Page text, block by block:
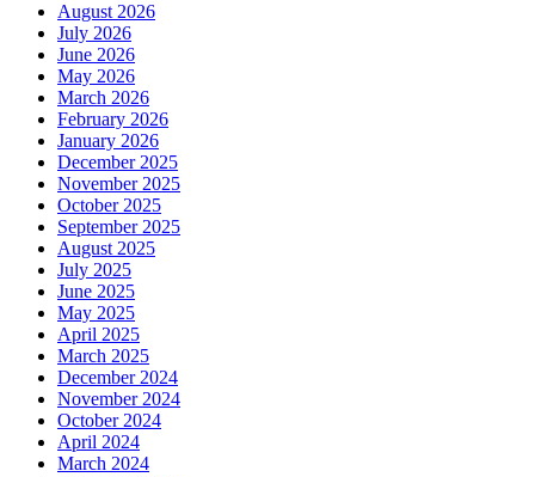
August 2026
July 2026
June 2026
May 2026
March 2026
February 2026
January 2026
December 2025
November 2025
October 2025
September 2025
August 2025
July 2025
June 2025
May 2025
April 2025
March 2025
December 2024
November 2024
October 2024
April 2024
March 2024